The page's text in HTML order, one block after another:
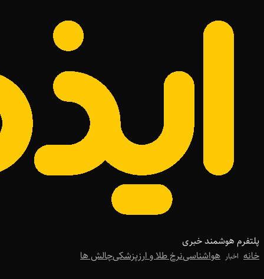
پلتفرم هوشمند خبری
خانه اخبار هواشناسینرخ طلا و ارزپزشکیچالش ها